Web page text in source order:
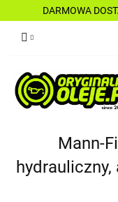
DARMOWA
Mann-